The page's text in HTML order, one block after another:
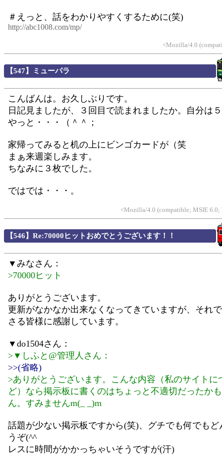
＃えっと、話をわかりやすくするために(笑)
http://abc1008.com/mp/
<Mozilla/4.0
【547】ミューパラ
こんばんは。お久しぶりです。
日記見ましたが、３回目で読まれましたか。自分は
やっと・・・（＾＾；
家帰ってみると机の上にビンゴカードが（笑
まぁ来週楽しみます。
ちなみに３枚でした。
ではでは・・・。
<Mozilla/4.0 (compatible; MSIE 6.0;
【546】Re:70000ヒットおめでとうございます！！
▼みなさん：
>70000ヒット
ありがとうございます。
更新がなかなか出来なくなってきていますが、それ
さる皆様に感謝しています。
▼do1504さん：
>▼しふと@管理人さん：
>>(省略)
>ありがとうございます。こんな内容（私のサイトに
ど）なら掲示板に書くのはちょっと不適切だったか
ん。すみませんm(_ _)m
話題が少ない掲示板ですから(笑)、グチでも何でもど
うぞ(^^ゞ
レスに時間がかかっちゃいそうですが(汗)